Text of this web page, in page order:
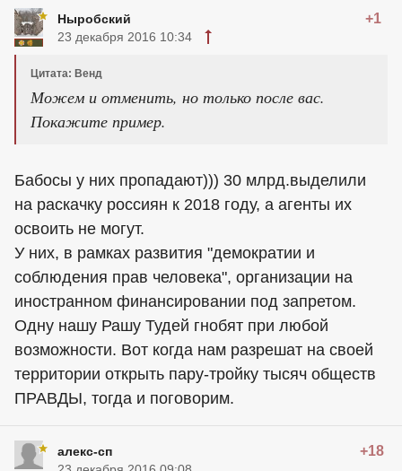
Ныробский +1
23 декабря 2016 10:34
Цитата: Венд
Можем и отменить, но только после вас.
Покажите пример.
Бабосы у них пропадают))) 30 млрд.выделили
на раскачку россиян к 2018 году, а агенты их
освоить не могут.
У них, в рамках развития "демократии и
соблюдения прав человека", организации на
иностранном финансировании под запретом.
Одну нашу Рашу Тудей гнобят при любой
возможности. Вот когда нам разрешат на своей
территории открыть пару-тройку тысяч обществ
ПРАВДЫ, тогда и поговорим.
алекс-сп +18